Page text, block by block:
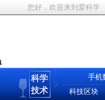
您好，欢迎来到爱科学
科学
技术
手机
科技区块